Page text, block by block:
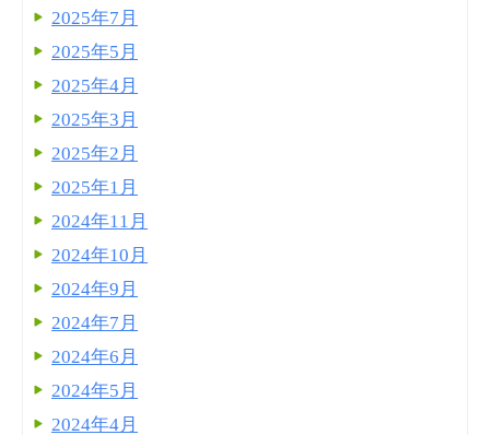
2025年7月
2025年5月
2025年4月
2025年3月
2025年2月
2025年1月
2024年11月
2024年10月
2024年9月
2024年7月
2024年6月
2024年5月
2024年4月